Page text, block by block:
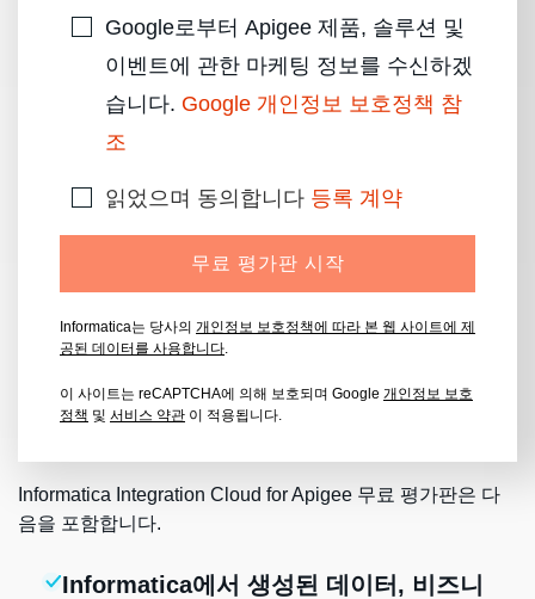
Informatica Integration Cloud for Apigee 무료 평가판은 다
음을 포함합니다.
Informatica에서 생성된 데이터, 비즈니
Google로부터 Apigee 제품, 솔루션 및
이벤트에 관한 마케팅 정보를 수신하겠
습니다. Google 개인정보 보호정책 참
조
읽었으며 동의합니다 등록 계약
무료 평가판 시작
Informatica는 당사의 개인정보 보호정책에 따라 본 웹 사이트에 제
공된 데이터를 사용합니다.
이 사이트는 reCAPTCHA에 의해 보호되며 Google 개인정보 보호
정책 및 서비스 약관 이 적용됩니다.